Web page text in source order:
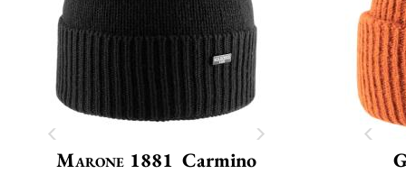
Marone 1881 Carmino